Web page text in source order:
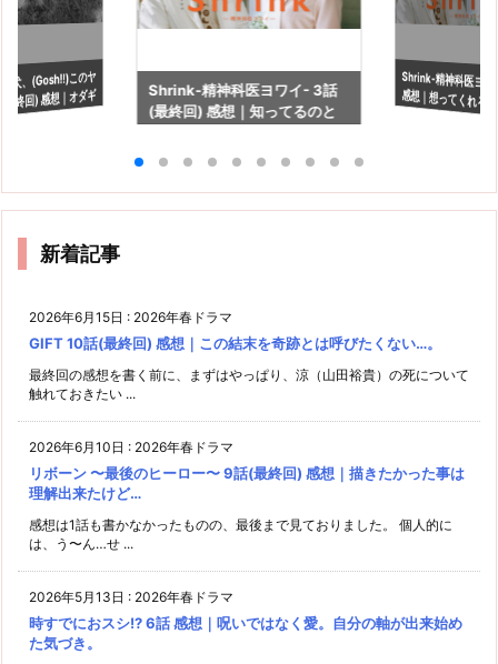
犬、(Gosh!!)このヤ
終回) 感想｜オダギ
くオダギリジョ
Shrink-精神科医ヨワイ- 3話
(最終回) 感想｜知ってるのと
Shrink-精神科医ヨ
感想｜想ってくれる
にいるという幸せ
新着記事
2026年6月15日 : 2026年春ドラマ
GIFT 10話(最終回) 感想｜この結末を奇跡とは呼びたくない…。
最終回の感想を書く前に、まずはやっぱり、涼（山田裕貴）の死について
触れておきたい ...
2026年6月10日 : 2026年春ドラマ
リボーン 〜最後のヒーロー〜 9話(最終回) 感想｜描きたかった事は
理解出来たけど…
感想は1話も書かなかったものの、最後まで見ておりました。 個人的に
は、う〜ん…せ ...
2026年5月13日 : 2026年春ドラマ
時すでにおスシ!? 6話 感想｜呪いではなく愛。自分の軸が出来始め
た気づき。